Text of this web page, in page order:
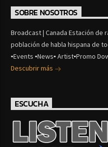
SOBRE NOSOTROS
Broadcast | Canada Estación de
población de habla hispana de
▪Events ▪News▪ Artist▪Promo
Descubrir más
ESCUCHA